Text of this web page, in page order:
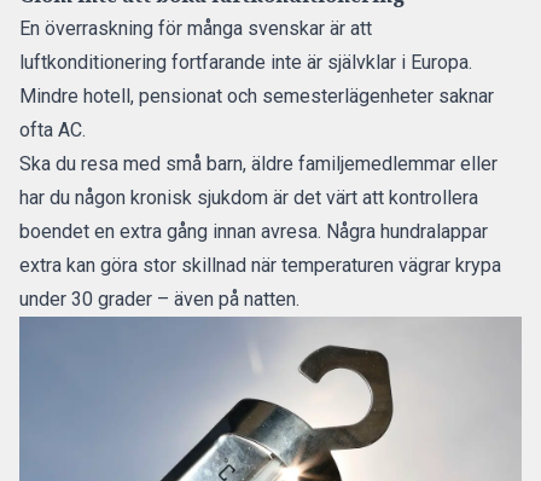
En överraskning för många svenskar är att
luftkonditionering fortfarande inte är självklar i Europa.
Mindre hotell, pensionat och semesterlägenheter saknar
ofta AC.
Ska du resa med små barn, äldre familjemedlemmar eller
har du någon kronisk sjukdom är det värt att kontrollera
boendet en extra gång innan avresa. Några hundralappar
extra kan göra stor skillnad när temperaturen vägrar krypa
under 30 grader – även på natten.